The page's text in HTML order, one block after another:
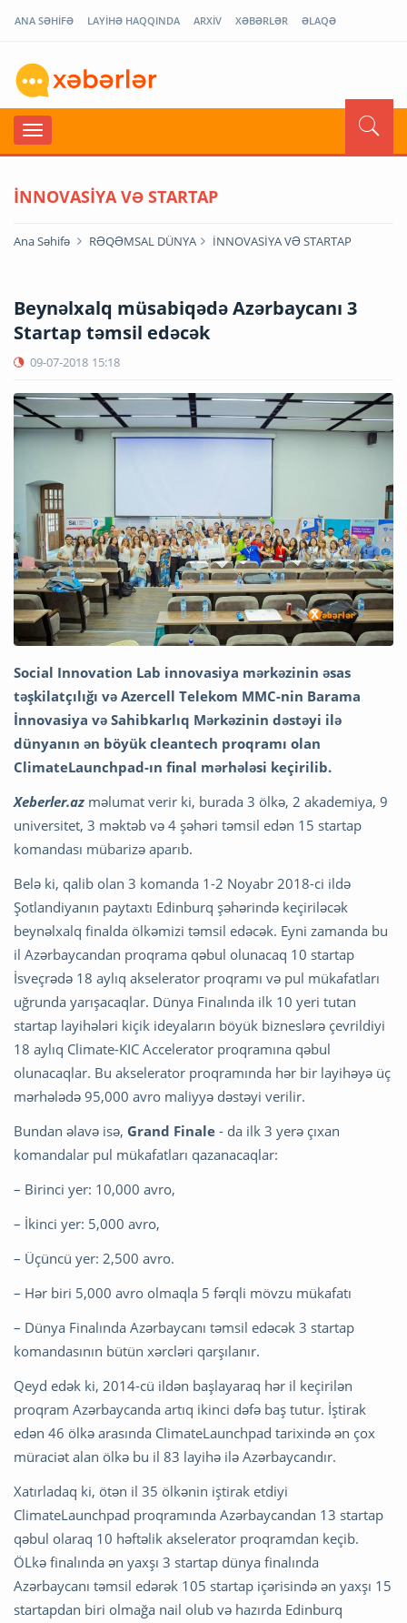
ANA SƏHİFƏ LAYİHƏ HAQQINDA ARXİV XƏBƏRLƏR ƏLAQƏ
İNNOVASİYA VƏ STARTAP
Ana Səhifə RƏQƏMSAL DÜNYA İNNOVASİYA VƏ STARTAP
Beynəlxalq müsabiqədə Azərbaycanı 3
Startap təmsil edəcək
09-07-2018 15:18
Social Innovation Lab innovasiya mərkəzinin əsas
təşkilatçılığı və Azercell Telekom MMC-nin Barama
İnnovasiya və Sahibkarlıq Mərkəzinin dəstəyi ilə
dünyanın ən böyük cleantech proqramı olan
ClimateLaunchpad-ın final mərhələsi keçirilib.
Xeberler.az məlumat verir ki, burada 3 ölkə, 2 akademiya, 9
universitet, 3 məktəb və 4 şəhəri təmsil edən 15 startap
komandası mübarizə aparıb.
Belə ki, qalib olan 3 komanda 1-2 Noyabr 2018-ci ildə
Şotlandiyanın paytaxtı Edinburq şəhərində keçiriləcək
beynəlxalq finalda ölkəmizi təmsil edəcək. Eyni zamanda bu
il Azərbaycandan proqrama qəbul olunacaq 10 startap
İsveçrədə 18 aylıq akselerator proqramı və pul mükafatları
uğrunda yarışacaqlar. Dünya Finalında ilk 10 yeri tutan
startap layihələri kiçik ideyaların böyük bizneslərə çevrildiyi
18 aylıq Climate-KIC Accelerator proqramına qəbul
olunacaqlar. Bu akselerator proqramında hər bir layihəyə üç
mərhələdə 95,000 avro maliyyə dəstəyi verilir.
Bundan əlavə isə, Grand Finale - da ilk 3 yerə çıxan
komandalar pul mükafatları qazanacaqlar:
– Birinci yer: 10,000 avro,
– İkinci yer: 5,000 avro,
– Üçüncü yer: 2,500 avro.
– Hər biri 5,000 avro olmaqla 5 fərqli mövzu mükafatı
– Dünya Finalında Azərbaycanı təmsil edəcək 3 startap
komandasının bütün xərcləri qarşılanır.
Qeyd edək ki, 2014-cü ildən başlayaraq hər il keçirilən
proqram Azərbaycanda artıq ikinci dəfə baş tutur. İştirak
edən 46 ölkə arasında ClimateLaunchpad tarixində ən çox
müraciət alan ölkə bu il 83 layihə ilə Azərbaycandır.
Xatırladaq ki, ötən il 35 ölkənin iştirak etdiyi
ClimateLaunchpad proqramında Azərbaycandan 13 startap
qəbul olaraq 10 həftəlik akselerator proqramdan keçib.
ÖLkə finalında ən yaxşı 3 startap dünya finalında
Azərbaycanı təmsil edərək 105 startap içərisində ən yaxşı 15
startapdan biri olmağa nail olub və hazırda Edinburq